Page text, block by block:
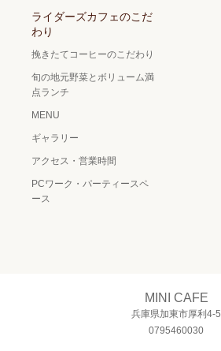
ライダーズカフェのこだ
わり
挽きたてコーヒーのこだわり
旬の地元野菜とボリューム満
点ランチ
MENU
ギャラリー
アクセス・営業時間
PCワーク・パーティースペ
ース
MINI CAFE
兵庫県加東市厚利4-5
0795460030